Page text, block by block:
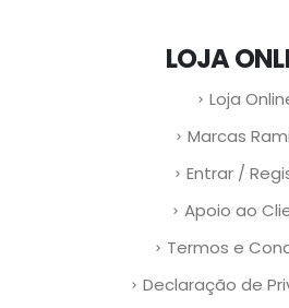
LOJA
Loja
Marcas
Entrar /
Apoio ao
Termos e
Declaração de